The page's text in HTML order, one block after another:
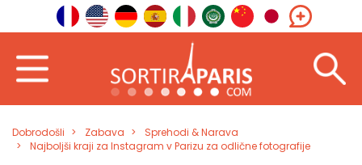
Dobrodošli Zabava
Sprehodi & Narava
Najboljši kraji za Instagram v Parizu za odlične fotografije